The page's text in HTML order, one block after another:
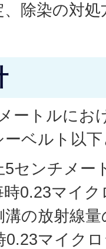
、除染の対
ートルにお
ベルト以
センチメー
0.23マイ
の放射線
0.23マイク